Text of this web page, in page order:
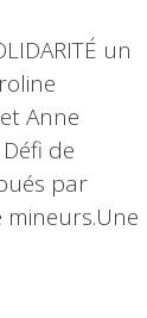
un
Anne
de
par